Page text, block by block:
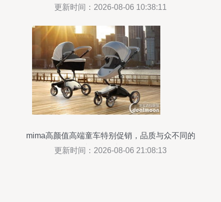
节记忆
更新时间：2026-08-06 10:38:11
mima高颜值高端童车特别促销，品质与众不同的
亲子出行新体验
更新时间：2026-08-06 21:08:13